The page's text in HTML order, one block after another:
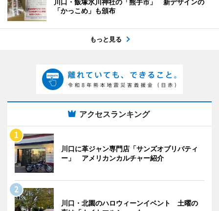
「かっこめ」も頒布
もっと見る
アクセスランキング
川口に革ジャン専門店「サンズオブリバティ
ー」 アメリカンカルチャー紹介
川口・北園のハロウィーンイベント 土曜の